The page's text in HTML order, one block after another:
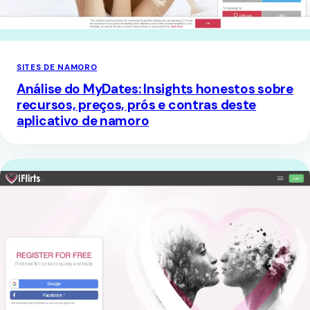
SITES DE NAMORO
Análise do MyDates: Insights honestos sobre
recursos, preços, prós e contras deste
aplicativo de namoro